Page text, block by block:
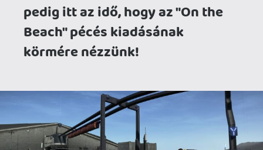
A dolgokat kombinálhatod is, tehát DLSS
upscaling mellé választhatsz FSR frame
generációt. (Kell is, de erről majd
később...). Ha erős vasad és speckó
kikapcsolhatod a frame-zárat is. Van
haptikus visszajelzés (pláne DualSense
kapcsolódással), tehát gyakorlatilag
megkapod a boosted-PS5 változatot, ha
van megfelelő PC-d a futtatáshoz.